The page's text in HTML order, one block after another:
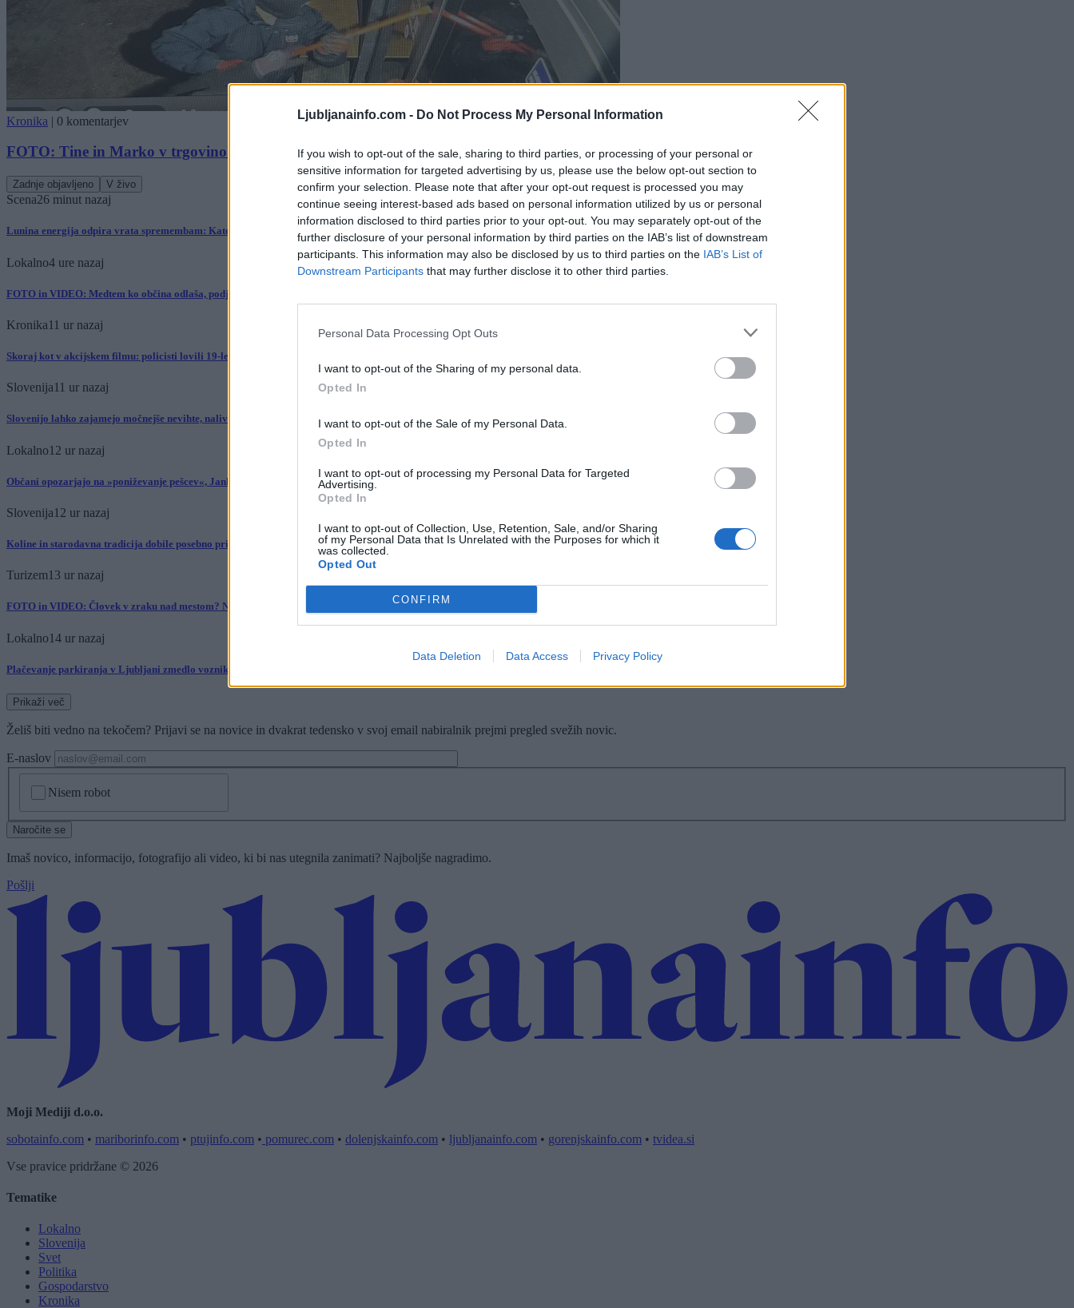
Ljubljanainfo.com - Do Not Process My Personal Information
If you wish to opt-out of the sale, sharing to third parties, or processing of your personal or
sensitive information for targeted advertising by us, please use the below opt-out section to
confirm your selection. Please note that after your opt-out request is processed you may
continue seeing interest-based ads based on personal information utilized by us or personal
information disclosed to third parties prior to your opt-out. You may separately opt-out of the
further disclosure of your personal information by third parties on the IAB’s list of downstream
participants. This information may also be disclosed by us to third parties on the IAB’s List of
Downstream Participants that may further disclose it to other third parties.
Personal Data Processing Opt Outs
I want to opt-out of the Sharing of my personal data.
Opted In
I want to opt-out of the Sale of my Personal Data.
Opted In
I want to opt-out of processing my Personal Data for Targeted
Advertising.
Opted In
I want to opt-out of Collection, Use, Retention, Sale, and/or Sharing
of my Personal Data that Is Unrelated with the Purposes for which it
was collected.
Opted Out
CONFIRM
Data Deletion Data Access Privacy Policy
Kronika | 0 komentarjev
FOTO: Tine in Marko v trgovino na Celovški vložila vse svoje prihranke, sledil tako hud udarec
Zadnje objavljeno V živo
Scena26 minut nazaj
Lunina energija odpira vrata spremembam: Katera znamenja danes čaka pravi trenutek za veliki korak?
Lokalno4 ure nazaj
FOTO in VIDEO: Medtem ko občina odlaša, podjetniki sami rešujejo ugled podhoda Ajdovščina
Kronika11 ur nazaj
Skoraj kot v akcijskem filmu: policisti lovili 19-letnika po ulicah Pule
Slovenija11 ur nazaj
Slovenijo lahko zajamejo močnejše nevihte, nalivi in toča
Lokalno12 ur nazaj
Občani opozarjajo na »poniževanje pešcev«, Janković sprememb ne načrtuje
Slovenija12 ur nazaj
Koline in starodavna tradicija dobile posebno priznanje
Turizem13 ur nazaj
FOTO in VIDEO: Človek v zraku nad mestom? Ni fotomontaža, to se res dogaja v Sloveniji
Lokalno14 ur nazaj
Plačevanje parkiranja v Ljubljani zmedlo voznike: S kovanci lahko izbereš več, z Urbano pa ne
Prikaži več
Želiš biti vedno na tekočem? Prijavi se na novice in dvakrat tedensko v svoj email nabiralnik prejmi pregled svežih novic.
E-naslov
Nisem robot
Naročite se
Imaš novico, informacijo, fotografijo ali video, ki bi nas utegnila zanimati? Najboljše nagradimo.
Pošlji
Moji Mediji d.o.o.
sobotainfo.com • mariborinfo.com • ptujinfo.com • pomurec.com • dolenjskainfo.com • ljubljanainfo.com • gorenjskainfo.com • tvidea.si
Vse pravice pridržane © 2026
Tematike
Lokalno
Slovenija
Svet
Politika
Gospodarstvo
Kronika
×